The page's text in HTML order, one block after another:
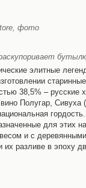
фото
элитные
38,5% – русские
Полугар, Сивуха
для этих
и с
разливе в эпоху